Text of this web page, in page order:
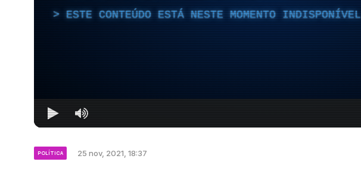
ESTE CONTEÚDO ESTÁ NESTE MOMENTO INDISPONÍVEL
POLÍTICA 25 nov, 2021, 18:37